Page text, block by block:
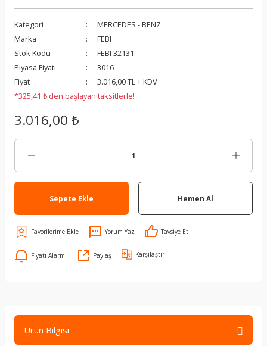
Kategori
MERCEDES - BENZ
Marka
FEBI
Stok Kodu
FEBI 32131
Piyasa Fiyatı
3016
Fiyat
3.016,00 TL + KDV
*325,41 ₺ den başlayan taksitlerle!
3.016,00 ₺
Sepete Ekle Hemen Al
Yorum Yaz Tavsiye Et
Fiyatı Alarmı Paylaş Karşılaştır
Ürün Bilgisi